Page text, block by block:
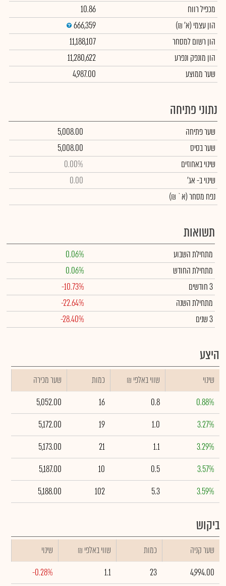
מכפיל רווח
10.86
הון עצמי (א' ₪)
666,359
הון רשום למסחר
11,188,107
הון מונפק ונפרע
11,280,622
שער ממוצע
4,987.00
נתוני פתיחה
שער פתיחה
5,008.00
שער בסיס
5,008.00
שינוי באחוזים
0.00%
שינויב- אג'
0.00
נפח מסחר(א` ₪)
תשואות
מתחילת השבוע
0.06%
מתחילת החודש
0.06%
3 חודשים
-10.73%
מתחילת השנה
-22.64%
3 שנים
-28.40%
היצע
שינוי ₪ שווי באלפי כמות
שער מכירה
0.88%
0.8
16
5,052.00
3.27%
1.0
19
5,172.00
3.29%
1.1
21
5,173.00
3.57%
0.5
10
5,187.00
3.59%
5.3
102
5,188.00
ביקוש
שער קניה כמות ₪ שווי באלפי
שינוי
4,994.00
23
1.1
-0.28%